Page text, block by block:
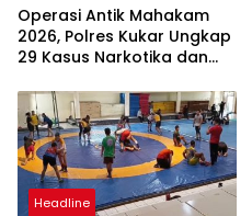
Operasi Antik Mahakam
2026, Polres Kukar Ungkap
29 Kasus Narkotika dan
Headline